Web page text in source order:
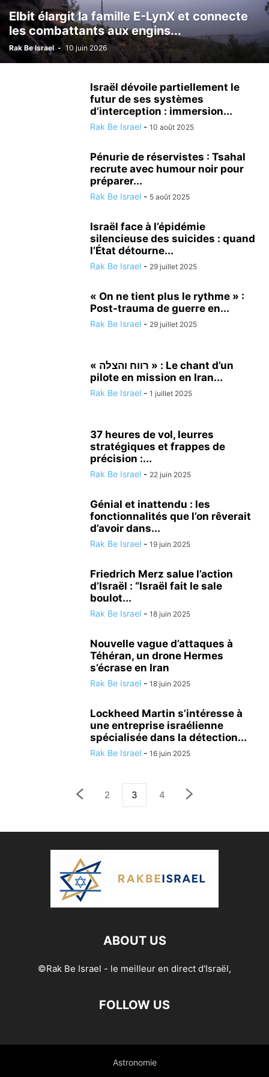
LOISIRS MÉDECINE ALTERNATIVE METEO MODE NATURE
NUTRITIONISME PSYCHOLOGIE RÉALISATIONS MÉDICALES
SCIENCE ET TECHNOLOGIE SECOURISME TOURISME
TSAHAL VALEURS DE L'ETAT JUIF VÉHICULE VIE EN ISRAËL
Elbit élargit la famille E-LynX et connecte
les combattants aux engins...
Rak Be Israel - 10 juin 2026
Israël dévoile partiellement le
futur de ses systèmes
d’interception : immersion...
Rak Be Israel - 10 août 2025
Pénurie de réservistes : Tsahal
recrute avec humour noir pour
préparer...
Rak Be Israel - 5 août 2025
Israël face à l’épidémie
silencieuse des suicides : quand
l’État détourne...
Rak Be Israel - 29 juillet 2025
« On ne tient plus le rythme » :
Post-trauma de guerre en...
Rak Be Israel - 29 juillet 2025
« רווח והצלה » : Le chant d’un
pilote en mission en Iran...
Rak Be Israel - 1 juillet 2025
37 heures de vol, leurres
stratégiques et frappes de
précision :...
Rak Be Israel - 22 juin 2025
Génial et inattendu : les
fonctionnalités que l’on rêverait
d’avoir dans...
Rak Be Israel - 19 juin 2025
Friedrich Merz salue l’action
d’Israël : “Israël fait le sale
boulot...
Rak Be Israel - 18 juin 2025
Nouvelle vague d’attaques à
Téhéran, un drone Hermes
s’écrase en Iran
Rak Be Israel - 18 juin 2025
Lockheed Martin s’intéresse à
une entreprise israélienne
spécialisée dans la détection...
Rak Be Israel - 16 juin 2025
2 3 4
ABOUT US
©Rak Be Israel - le meilleur en direct d'Israël,
FOLLOW US
Astronomie